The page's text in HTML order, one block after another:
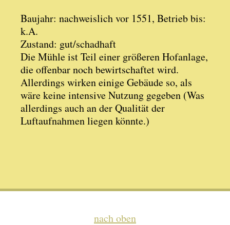
Baujahr: nachweislich vor 1551, Betrieb bis:
k.A.
Zustand: gut/schadhaft
Die Mühle ist Teil einer größeren Hofanlage,
die offenbar noch bewirtschaftet wird.
Allerdings wirken einige Gebäude so, als
wäre keine intensive Nutzung gegeben (Was
allerdings auch an der Qualität der
Luftaufnahmen liegen könnte.)
nach oben